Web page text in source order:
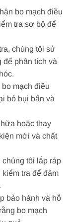
bo mạch điều
tra sơ bộ để
chúng tôi sử
để phân tích và
mạch điều
bỏ bụi bẩn và
hoặc thay
mới và chất
tôi lắp ráp
tra để đảm
bảo hành và hỗ
bo mạch